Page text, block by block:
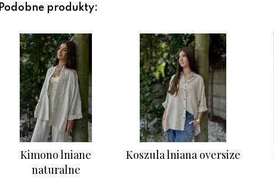
Podobne produkty:
Kimono lniane
naturalne
Koszula lniana oversize